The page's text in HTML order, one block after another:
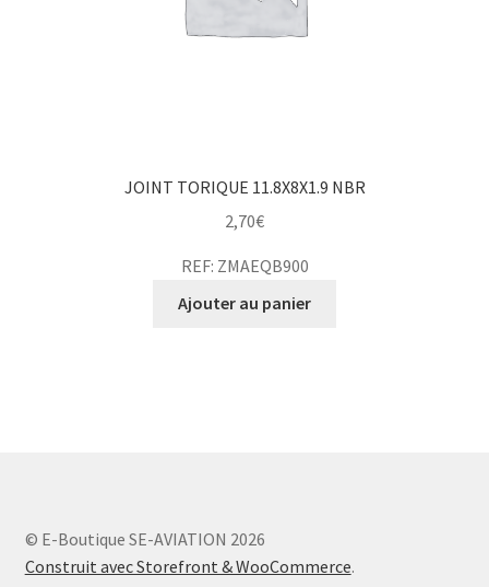
JOINT TORIQUE 11.8X8X1.9 NBR
2,70€
REF: ZMAEQB900
Ajouter au panier
© E-Boutique SE-AVIATION 2026
Construit avec Storefront & WooCommerce.